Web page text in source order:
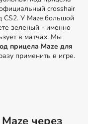
crosshair
CS2. У Maze большой
зеленый - именно
в матчах. Мы
прицела Maze для
применить в игре.
через